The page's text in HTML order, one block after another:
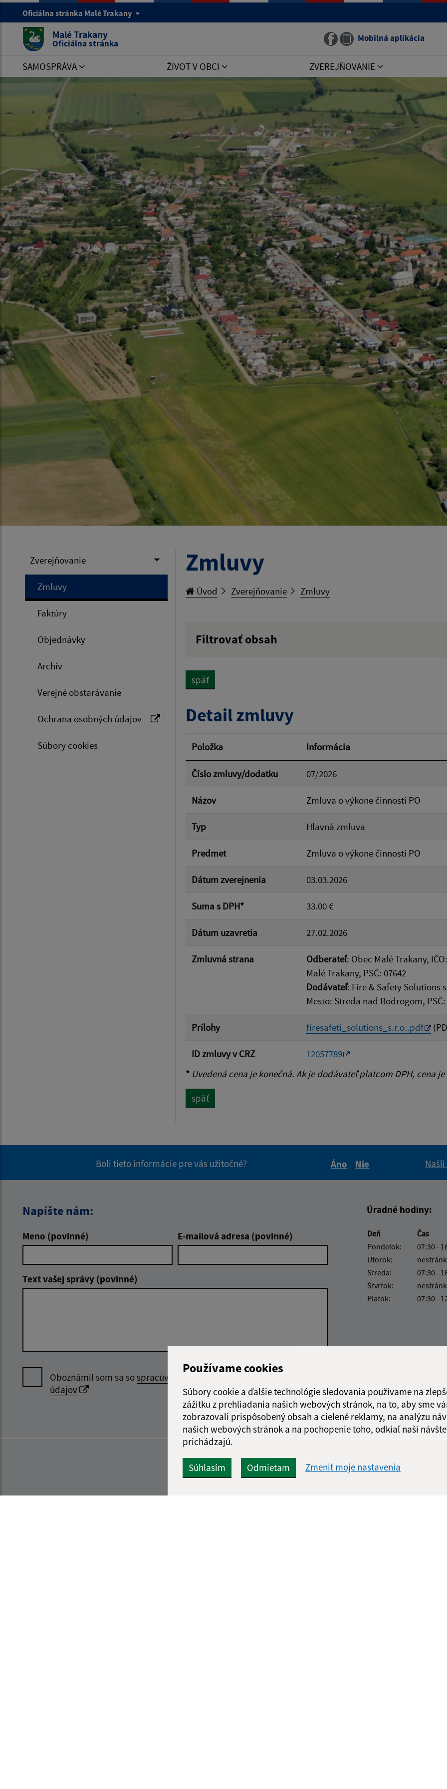
Používame cookies
Súbory cookie a ďalšie technológie sledovania používame na
zážitku z prehliadania našich webových stránok, na to, aby sme
zobrazovali prispôsobený obsah a cielené reklamy, na analýzu
našich webových stránok a na pochopenie toho, odkiaľ naši
prichádzajú.
Súhlasím Odmietam Zmeniť moje nastavenia
Oficiálna stránka Malé Trakany
Malé Trakany
Oficiálna stránka Mobilná aplikácia
SAMOSPRÁVA ŽIVOT V OBCI ZVEREJŇOVANIE
Zverejňovanie
Zmluvy
Faktúry
Objednávky
Archív
Verejné obstarávanie
Ochrana osobných údajov
Súbory cookies
Zmluvy
Úvod Zverejňovanie Zmluvy
Filtrovať obsah
Suma od:
späť
Detail zmluvy
Položka Informácia
Číslo zmluvy/dodatku 07/2026
Názov Zmluva o výkone činnosti PO
Typ Hlavná zmluva
Predmet Zmluva o výkone činnosti PO
Dátum zverejnenia 03.03.2026
Suma s DPH* 33.00 €
Dátum uzavretia 27.02.2026
Zmluvná strana Odberateľ: Obec Malé Trakany,
Malé Trakany, PSČ: 07642
Dodávateľ: Fire & Safety Solutions
Mesto: Streda nad Bodrogom, PSČ:
Prílohy firesafeti_solutions_s.r.o..pdf
ID zmluvy v CRZ
12057789
* Uvedená cena je konečná. Ak je dodávateľ platcom DPH, cena
späť
Boli tieto informácie pre vás užitočné?
Áno
Nie
Napíšte nám:
Meno (povinné) E-mailová adresa (povinné)
Text vašej správy (povinné)
Oboznámil som sa sospracúvaním osobných
údajov
Google reCaptcha Response
správu
Úradné hodiny:
Deň
Čas
Pondelok:
07:30 -
Utorok:
Streda:
07:30 -
Štvrtok:
Piatok:
07:30 -